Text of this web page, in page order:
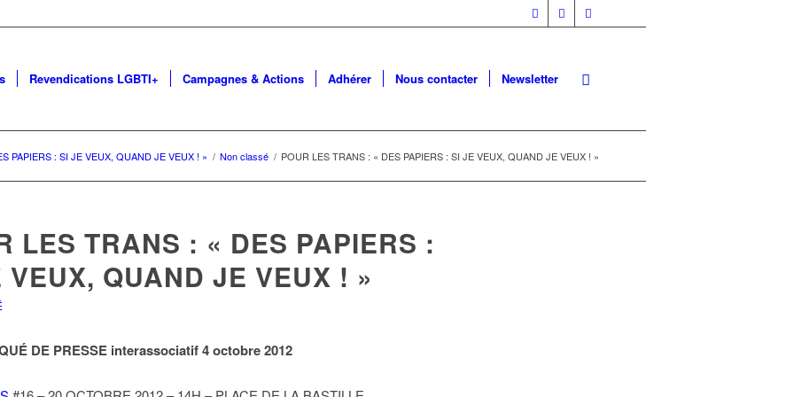
Revendications LGBTI+ Campagnes & Actions Adhérer Nous contacter Newsletter
PAPIERS : SI JE VEUX, QUAND JE VEUX ! » / Non classé / POUR LES TRANS : « DES PAPIERS : SI JE VEUX, QUAND JE VEUX ! »
LES TRANS : « DES PAPIERS :
VEUX, QUAND JE VEUX ! »
DE PRESSE interassociatif 4 octobre 2012